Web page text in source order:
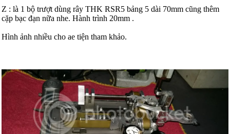
Z : là 1 bộ trượt dùng rây THK RSR5 bảng 5 dài 70mm cũng thêm
cặp bạc đạn nữa nhe. Hành trình 20mm .
Hình ảnh nhiều cho ae tiện tham khảo.